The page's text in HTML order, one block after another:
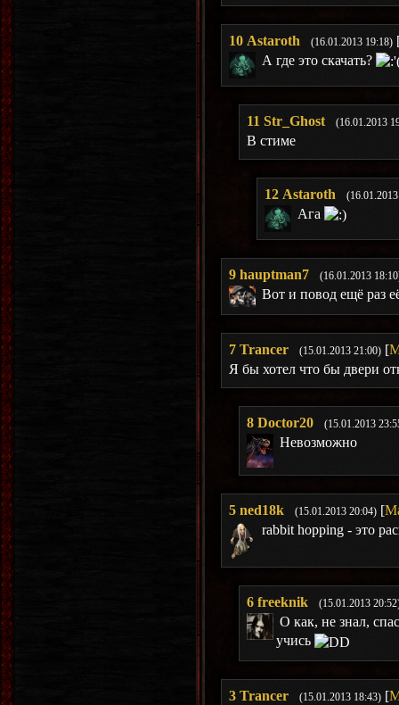
10 Astaroth (16.01.2013 19:18)
А где это скачать?
11 Str_Ghost (16.01.2013
В стиме
12 Astaroth
Ага
9 hauptman7 (16.01.2013
Вот и повод ещё раз
7 Trancer (15.01.2013 21:00) [
Я бы хотел что бы двери
8 Doctor20 (15.01.2013
Невозможно
5 ned18k (15.01.2013 20:04) [
rabbit hopping - это
6 freeknik (15.01.2013
О как, не знал,
учись
3 Trancer (15.01.2013 18:43) [